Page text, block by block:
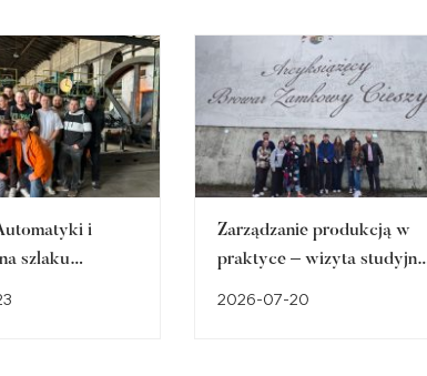
i
szlaku
Zarządzanie produkcją w
praktyce – wizyta studyjna
2026-07-20